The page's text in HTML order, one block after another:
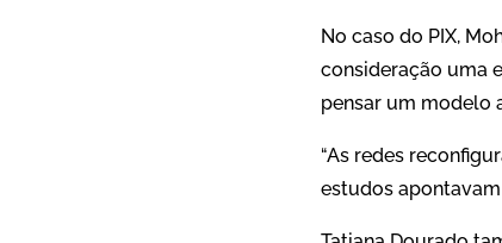
No caso do PIX,
consideração uma
pensar um modelo
“As redes
estudos